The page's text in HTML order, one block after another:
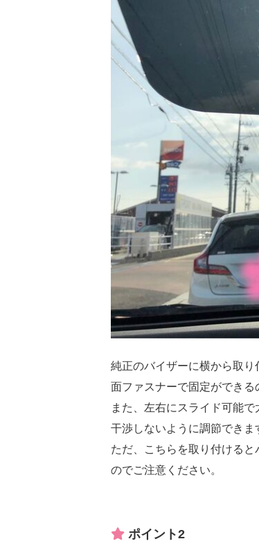
純正のバイザーに横から取り
面ファスナーで固定ができる
また、左右にスライド可能
干渉しないように調節できま
ただ、こちらを取り付ける
のでご注意ください。
ポイント2